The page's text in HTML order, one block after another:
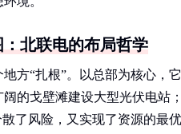
北联电的布局哲学
方“扎根”。以总部为核心，
的戈壁滩建设大型光伏电站
了风险，又实现了资源的最